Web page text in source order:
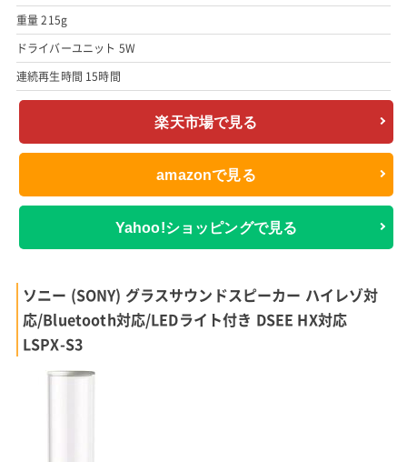
重量 215g
ドライバーユニット 5W
連続再生時間 15時間
楽天市場で見る
amazonで見る
Yahoo!ショッピングで見る
ソニー (SONY) グラスサウンドスピーカー ハイレゾ対
応/Bluetooth対応/LEDライト付き DSEE HX対応
LSPX-S3